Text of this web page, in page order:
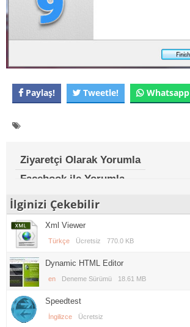
Paylaş! Tweetle! Whatsapp
Ziyaretçi Olarak Yorumla
Facebook ile Yorumla
İlginizi Çekebilir
Xml Viewer
Türkçe Ücretsiz 770.0 KB
Dynamic HTML Editor
en Deneme Sürümü 18.61 MB
Speedtest
İngilizce Ücretsiz